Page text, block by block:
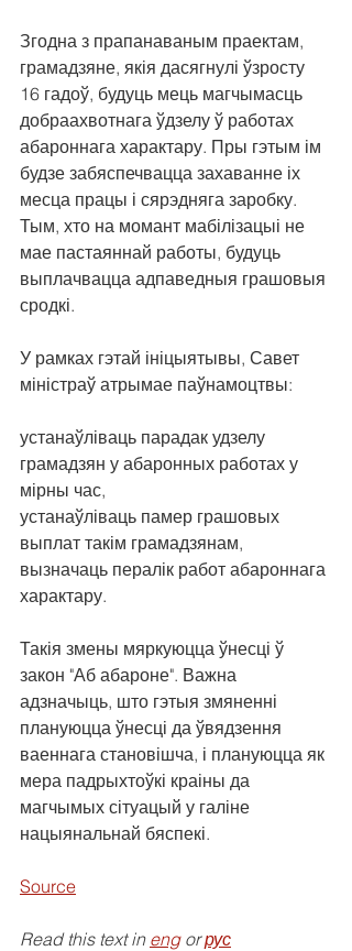
Згодна з прапанаваным праектам,
грамадзяне, якія дасягнулі ўзросту
16 гадоў, будуць мець магчымасць
добраахвотнага ўдзелу ў работах
абароннага характару. Пры гэтым ім
будзе забяспечвацца захаванне іх
месца працы і сярэдняга заробку.
Тым, хто на момант мабілізацыі не
мае пастаяннай работы, будуць
выплачвацца адпаведныя грашовыя
сродкі.
У рамках гэтай ініцыятывы, Савет
міністраў атрымае паўнамоцтвы:
устанаўліваць парадак удзелу
грамадзян у абаронных работах у
мірны час,
устанаўліваць памер грашовых
выплат такім грамадзянам,
вызначаць пералік работ абароннага
характару.
Такія змены мяркуюцца ўнесці ў
закон "Аб абароне". Важна
адзначыць, што гэтыя змяненні
плануюцца ўнесці да ўвядзення
ваеннага становішча, і плануюцца як
мера падрыхтоўкі краіны да
магчымых сітуацый у галіне
нацыянальнай бяспекі.
Source
Read this text in eng or рус